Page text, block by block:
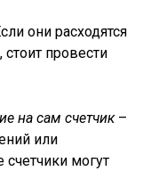
они расходятся
провести
на сам счетчик–
или
могут